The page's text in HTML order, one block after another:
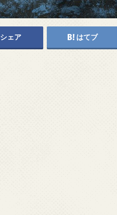
シェア はてブ